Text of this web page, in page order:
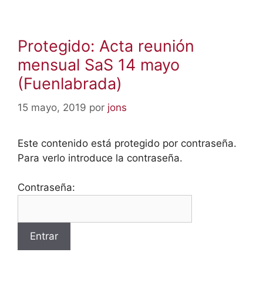
Protegido: Acta reunión
mensual SaS 14 mayo
(Fuenlabrada)
15 mayo, 2019 por jons
Este contenido está protegido por contraseña.
Para verlo introduce la contraseña.
Contraseña: